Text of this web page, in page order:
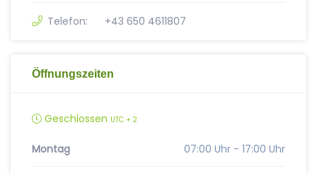
Telefon: +43 650 4611807
Öffnungszeiten
Geschlossen UTC + 2
Montag 07:00 Uhr - 17:00 Uhr